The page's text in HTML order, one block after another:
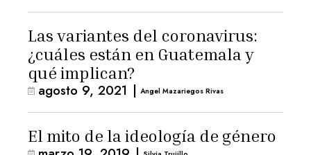
Las variantes del coronavirus:
¿cuáles están en Guatemala y
qué implican?
agosto 9, 2021 | Angel Mazariegos Rivas
El mito de la ideología de género